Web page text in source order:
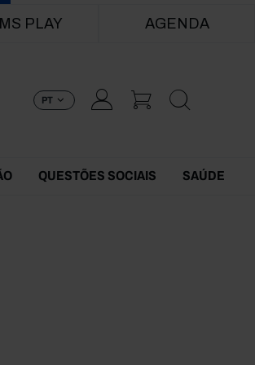
PLAY AGENDA
PT
QUESTÕES SOCIAIS SAÚDE